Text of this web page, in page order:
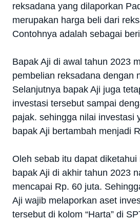
reksadana yang dilaporkan
merupakan harga beli dari
Contohnya adalah sebagai
Bapak Aji di awal tahun 2023
pembelian reksadana dengan
Selanjutnya bapak Aji juga
investasi tersebut sampai
pajak. sehingga nilai investasi
bapak Aji bertambah menjadi
Oleh sebab itu dapat
bapak Aji di akhir tahun 2023
mencapai Rp. 60 juta.
Aji wajib melaporkan aset
tersebut di kolom “Harta” di